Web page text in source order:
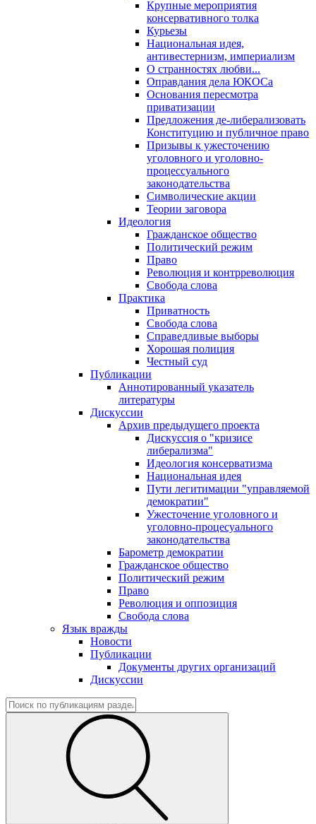
Крупные мероприятия
консервативного толка
Курьезы
Национальная идея,
антивестернизм, империализм
О странностях любви...
Оправдания дела ЮКОСа
Основания пересмотра
приватизации
Предложения де-либерализовать
Конституцию и публичное право
Призывы к ужесточению
уголовного и уголовно-
процессуального
законодательства
Символические акции
Теории заговора
Идеология
Гражданское общество
Политический режим
Право
Революция и контрреволюция
Свобода слова
Практика
Приватность
Свобода слова
Справедливые выборы
Хорошая полиция
Честный суд
Публикации
Аннотированный указатель
литературы
Дискуссии
Архив предыдущего проекта
Дискуссия о "кризисе
либерализма"
Идеология консерватизма
Национальная идея
Пути легитимации "управляемой
демократии"
Ужесточение уголовного и
уголовно-процесуального
законодательства
Барометр демократии
Гражданское общество
Политический режим
Право
Революция и оппозиция
Свобода слова
Язык вражды
Новости
Публикации
Документы других организаций
Дискуссии